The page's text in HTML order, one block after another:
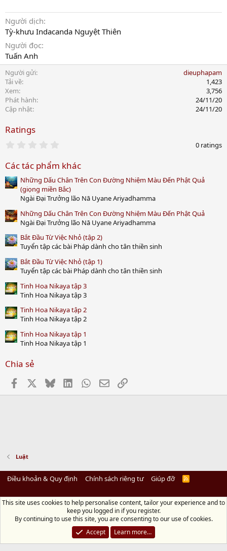
Người dịch
Tỳ-khưu Indacanda Nguyệt Thiên
Người đọc
Tuấn Anh
Người gửi
dieuphapam
Tải về
1,423
Xem
3,756
Phát hành
24/11/20
Cập nhật
24/11/20
Ratings
0
t
a
r
(
s
)
0 ratings
Các tác phẩm khác
Những Dấu Chân Trên Con Đường Nhiệm Màu Đến Phật Quả
(giọng miền Bắc)
Ngài Đại Trưởng lão Nā Uyane Ariyadhamma
Những Dấu Chân Trên Con Đường Nhiệm Màu Đến Phật Quả
Ngài Đại Trưởng lão Nā Uyane Ariyadhamma
Bắt Đầu Từ Việc Nhỏ (tập 2)
Tuyển tập các bài Pháp dành cho tân thiền sinh
Bắt Đầu Từ Việc Nhỏ (tập 1)
Tuyển tập các bài Pháp dành cho tân thiền sinh
Tinh Hoa Nikaya tập 3
Tinh Hoa Nikaya tập 3
Tinh Hoa Nikaya tập 2
Tinh Hoa Nikaya tập 2
Tinh Hoa Nikaya tập 1
Tinh Hoa Nikaya tập 1
Chia sẻ
Facebook BlueskyLinkedInWhatsApp
EmailLink
Luật
Điều khoản & Quy định Chính sách riêng tư Giúp đỡ
R
Diệu Pháp Âm
Chùa Diệu Pháp - Số 72/14 Phú Mỹ, Phú Hòa Đông, Củ Chi, TP.HCM
đồ)
Điện thoại: 028.36208438 | Email: bientap@dieuphapam.net
Chủ Nhiệm: Thích Minh Thiền
This site uses cookies to help personalise content, tailor your experience and to
keep you logged in if you register.
By continuing to use this site, you are consenting to our use of cookies.
Accept
Learn more…